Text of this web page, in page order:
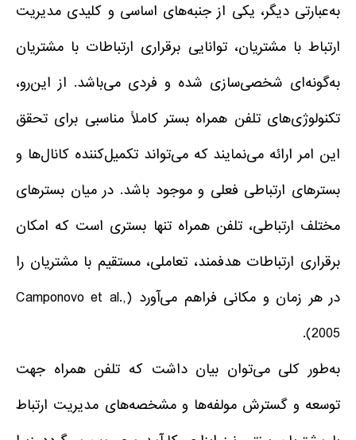
به‌عبارتی دیگر، یکی از جنبه‌های اساسی و کلیدی مدیریت
ارتباط با مشتریان، توانایی برقراری ارتباطات با مشتریان
به‌گونه‌ای شخصی‌سازی شده و فردی می‌باشد. از این‌رو،
تکنولوژی‌های تلفن همراه بستر کاملاً مناسبی برای تحقق
این امر ارائه می‌نمایند که می‌تواند تکمیل‌کننده کانال‌ها و
بسترهای ارتباطی فعلی و موجود باشد. در میان بسترهای
مختلف ارتباطی، تلفن همراه تنها بستری است که امکان
برقراری ارتباطات هدفمند، تعاملی، مستقیم با مشتریان را
در هر زمان و مکانی فراهم می‌آورد (Camponovo et al.,
2005).
به‌طور کلی می‌توان بیان داشت که تلفن همراه جهت
توسعه و گسترش مولفه‌ها و مشخصه‌های مدیریت ارتباط